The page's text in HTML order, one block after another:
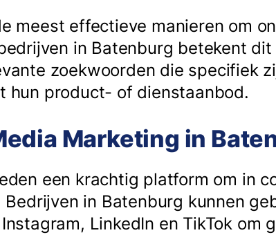
meest effectieve manieren om
in Batenburg betekent
zoekwoorden die specifiek
hun product- of dienstaanbod.
Marketing in
een krachtig platform om in
in Batenburg kunnen
LinkedIn en TikTok om